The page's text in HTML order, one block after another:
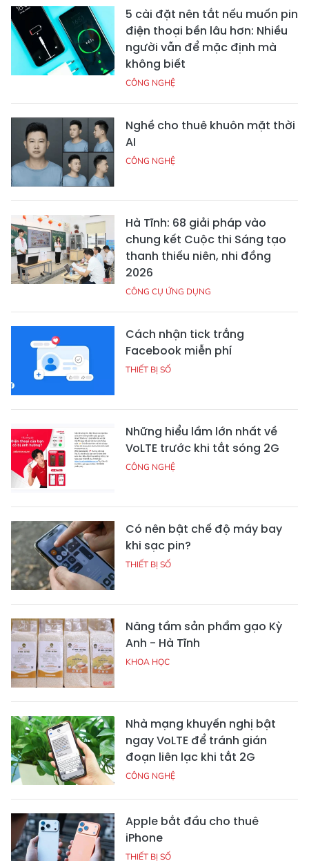
5 cài đặt nên tắt nếu muốn pin
điện thoại bền lâu hơn: Nhiều
người vẫn để mặc định mà
không biết
CÔNG NGHỆ
Nghề cho thuê khuôn mặt thời
AI
CÔNG NGHỆ
Hà Tĩnh: 68 giải pháp vào
chung kết Cuộc thi Sáng tạo
thanh thiếu niên, nhi đồng
2026
CÔNG CỤ ỨNG DỤNG
Cách nhận tick trắng
Facebook miễn phí
THIẾT BỊ SỐ
Những hiểu lầm lớn nhất về
VoLTE trước khi tắt sóng 2G
CÔNG NGHỆ
Có nên bật chế độ máy bay
khi sạc pin?
THIẾT BỊ SỐ
Nâng tầm sản phẩm gạo Kỳ
Anh - Hà Tĩnh
KHOA HỌC
Nhà mạng khuyến nghị bật
ngay VoLTE để tránh gián
đoạn liên lạc khi tắt 2G
CÔNG NGHỆ
Apple bắt đầu cho thuê
iPhone
THIẾT BỊ SỐ